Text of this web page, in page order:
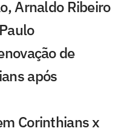
Arnaldo Ribeiro
de
após
Corinthians x